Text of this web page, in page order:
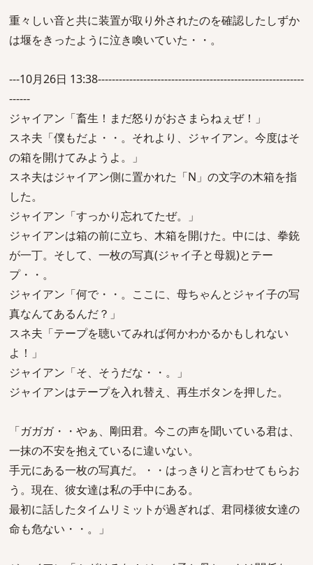
重々しい音と共に装置が取り外されたのを確認したしずか
は堰をきったように泣き喚いていた・・。
---10月26日 13:38-----------------------------------------------------------
------
ジャイアン「畜生！まだ怒りがおさまらねぇぜ！」
スネ夫「僕もだよ・・。それより、ジャイアン。今度はそ
の箱を開けてみようよ。」
スネ夫はジャイアン側に置かれた「N」の文字の木箱を指
した。
ジャイアン「すっかり忘れてたぜ。」
ジャイアンは箱の前に立ち、木箱を開けた。中には、拳銃
が一丁。そして、一枚の写真(ジャイ子と母親)とテー
プ・・。
ジャイアン「何で・・。ここに、母ちゃんとジャイ子の写
真なんてあるんだ？」
スネ夫「テープを聴いてみれば何かわかるかもしれない
よ！」
ジャイアン「そ、そうだな・・。」
ジャイアンはテープを入れ替え、再生ボタンを押した。
「ガガガ・・やぁ、剛田君。今この声を聞いている君は、
一抹の不安を抱えているに違いない。
手元にある一枚の写真だ。・・はっきりと言わせてもらお
う。現在、彼女達は私の手中にある。
最初に話したタイムリミットが過ぎれば、君同様彼女達の
命も危ない・・。」